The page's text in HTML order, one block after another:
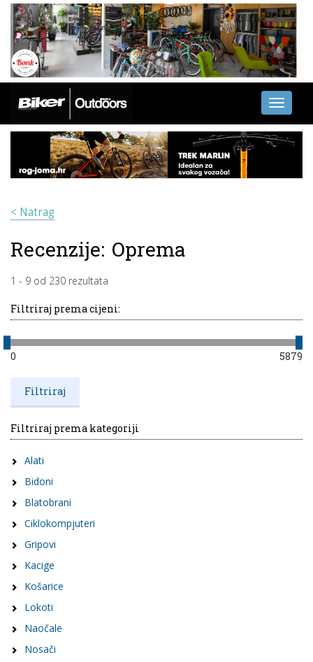
Toggle
< Natrag
Recenzije: Oprema
1 - 9 od 230 rezultata
Filtriraj prema cijeni:
0 5879
Filtriraj prema kategoriji
Alati
Bidoni
Blatobrani
Ciklokompjuteri
Gripovi
Kacige
Košarice
Lokoti
Naočale
Nosači